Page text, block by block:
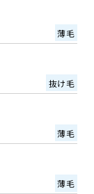
薄毛
抜け毛
薄毛
薄毛